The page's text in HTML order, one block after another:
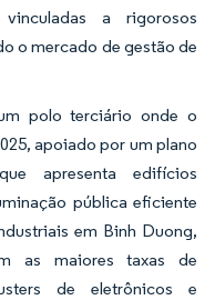
a rigorosos
o mercado de gestão de
polo terciário onde o
apoiado por um plano
apresenta edifícios
pública eficiente
em Binh Duong,
as maiores taxas de
de eletrônicos e